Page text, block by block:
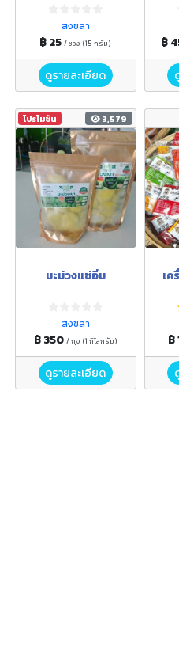
สงขลา
฿ 25/ ซอง (15 กรัม)
ดูรายละเอียด
฿
โปรโมชัน 3,579
มะม่วงแช่อิ่ม
สงขลา
฿ 350 / ถุง (1 กิโลกรัม)
ดูรายละเอียด
เค
฿